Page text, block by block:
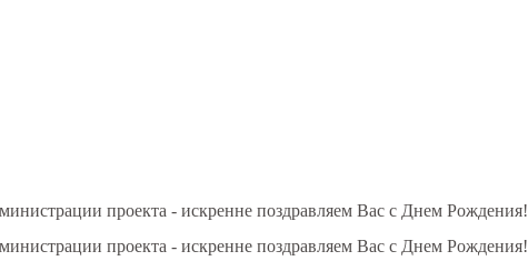
проекта - искренне поздравляем Вас с Днем Рождения!
проекта - искренне поздравляем Вас с Днем Рождения!